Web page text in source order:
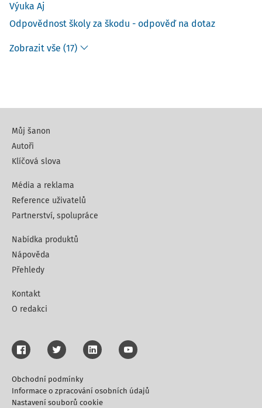
Výuka Aj
Odpovědnost školy za škodu - odpověď na dotaz
Zobrazit vše (17)
Můj šanon
Autoři
Klíčová slova
Média a reklama
Reference uživatelů
Partnerství, spolupráce
Nabídka produktů
Nápověda
Přehledy
Kontakt
O redakci
Obchodní podmínky
Informace o zpracování osobních údajů
Nastavení souborů cookie